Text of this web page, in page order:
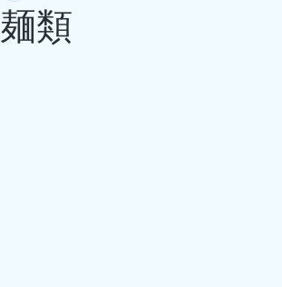
麺類